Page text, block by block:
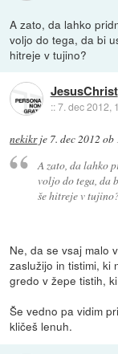
A zato, da lahko
voljo do tega, da bi
hitreje v tujino?
JesusChrist
::7. dec 2012,
nekikrje 7. dec 2012
A zato, da lahko
voljo do tega, da
še hitreje v
Ne, da se vsaj malo
zaslužijo in tistimi, ki
gredo v žepe tistih,
Še vedno pa vidim
kličeš lenuh.